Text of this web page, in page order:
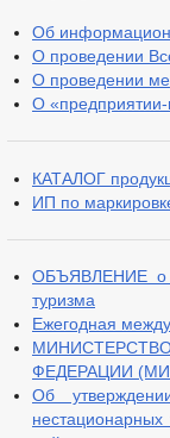
Об
О проведении
О проведении
О
КАТАЛОГ
ИП по
ОБЪЯВЛЕНИЕ о
туризма
Ежегодная
ФЕДЕРАЦИИ
Об
нестационарных